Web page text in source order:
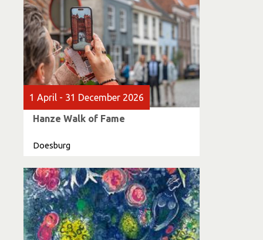
1 April - 31 December 2026
Hanze Walk of Fame
Doesburg